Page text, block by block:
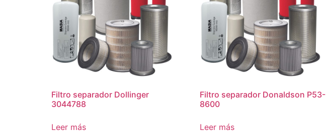
Filtro separador Dollinger
3044788
Leer más
Filtro separador Donaldson P53-
8600
Leer más